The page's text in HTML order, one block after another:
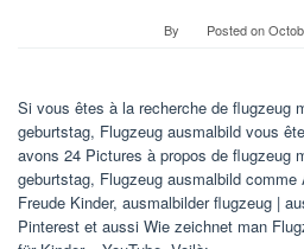
By Posted on
Si vous êtes à la recherche de flugzeug
geburtstag, Flugzeug ausmalbild vous
avons 24 Pictures à propos de flugzeug
geburtstag, Flugzeug ausmalbild
Freude Kinder, ausmalbilder flugzeug |
Pinterest et aussi Wie zeichnet man